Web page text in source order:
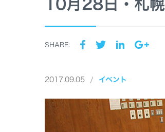
10月28日・札幌
SHARE:
2017.09.05 イベント